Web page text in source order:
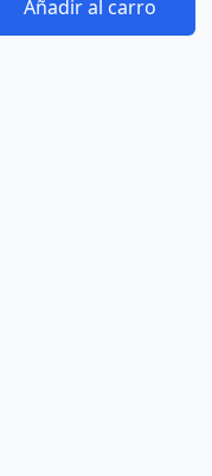
Añadir al carro